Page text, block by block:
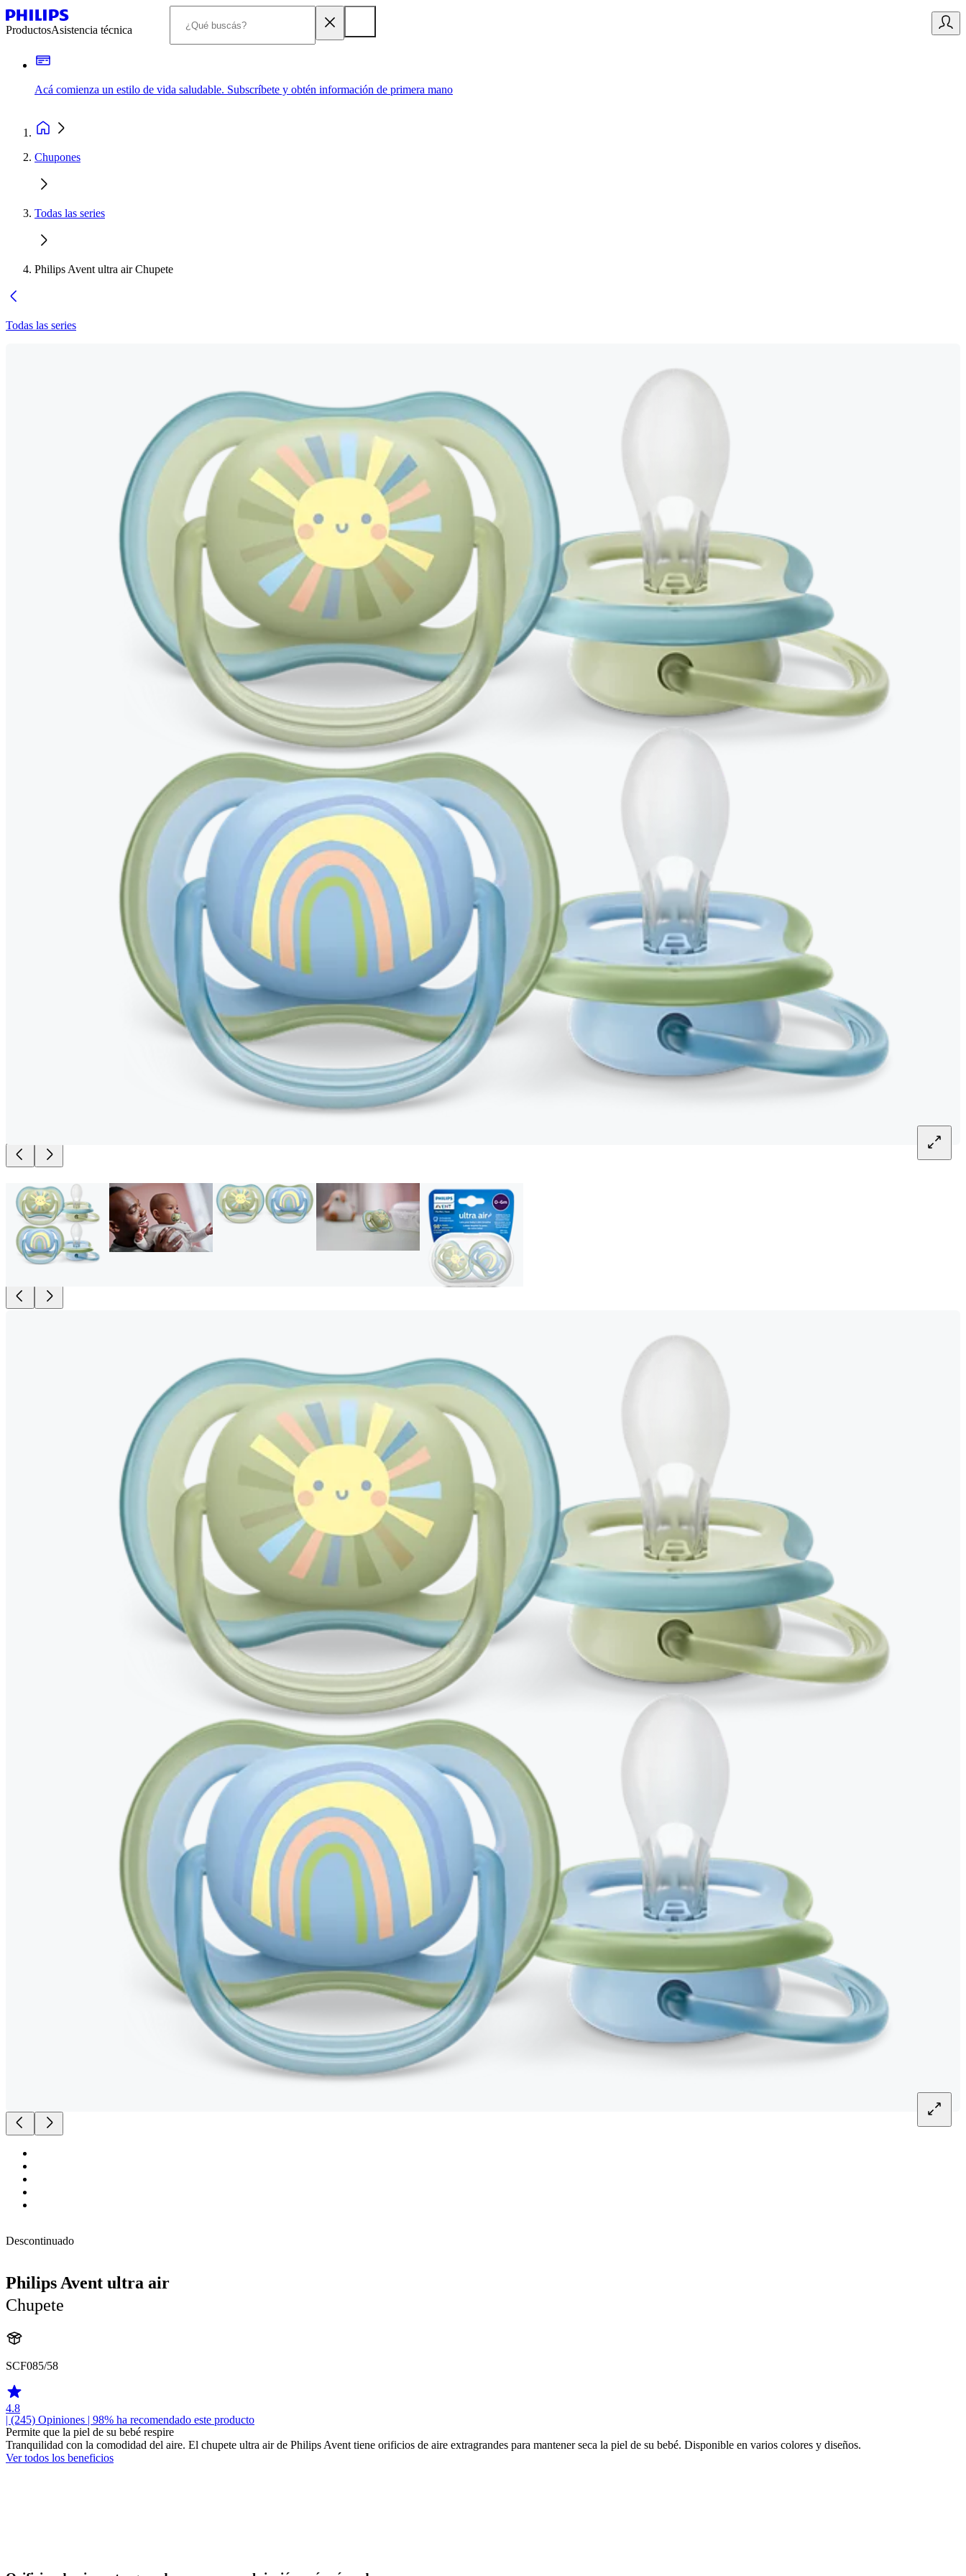
ProductosAsistencia técnica
Acá comienza un estilo de vida saludable. Subscríbete y obtén información de primera mano
Chupones
Todas las series
Philips Avent ultra air Chupete
Todas las series
Descontinuado
Philips Avent ultra air
Chupete
SCF085/58
4.8
| (245) Opiniones | 98% ha recomendado este producto
Permite que la piel de su bebé respire
Tranquilidad con la comodidad del aire. El chupete ultra air de Philips Avent tiene orificios de aire extragrandes para mantener seca la piel de su bebé. Disponible en varios colores y diseños.
Ver todos los beneficios